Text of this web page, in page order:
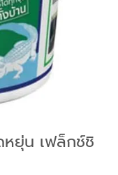
หยุ่น เฟล็กช์ชิ